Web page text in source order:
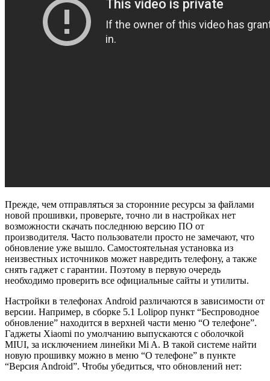
Прежде, чем отправляться за сторонние ресурсы за файлами
новой прошивки, проверьте, точно ли в настройках нет
возможности скачать последнюю версию ПО от
производителя. Часто пользователи просто не замечают, что
обновление уже вышло. Самостоятельная установка из
неизвестных источников может навредить телефону, а также
снять гаджет с гарантии. Поэтому в первую очередь
необходимо проверить все официальные сайты и утилиты.
Настройки в телефонах Android различаются в зависимости от
версии. Например, в сборке 5.1 Lolipop пункт “Беспроводное
обновление” находится в верхней части меню “О телефоне”.
Гаджеты Xiaomi по умолчанию выпускаются с оболочкой
MIUI, за исключением линейки Mi A. В такой системе найти
новую прошивку можно в меню “О телефоне” в пункте
“Версия Android”. Чтобы убедиться, что обновлений нет: